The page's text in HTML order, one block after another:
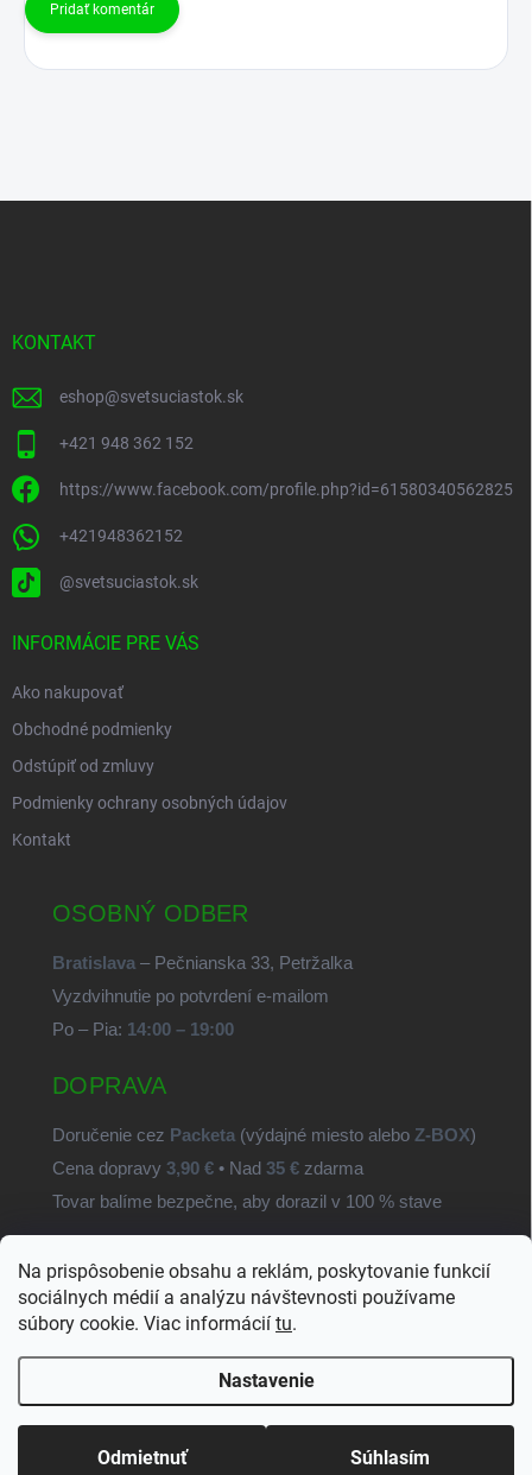
Na prispôsobenie obsahu a reklám, poskytovanie funkcií
sociálnych médií a analýzu návštevnosti používame
súbory cookie. Viac informácií tu.
Nastavenie
Odmietnuť Súhlasím
Pridať komentár
KONTAKT
eshop@svetsuciastok.sk
+421 948 362 152
https://www.facebook.com/profile.php?id=61580340562825
+421948362152
@svetsuciastok.sk
INFORMÁCIE PRE VÁS
Ako nakupovať
Obchodné podmienky
Odstúpiť od zmluvy
Podmienky ochrany osobných údajov
Kontakt
OSOBNÝ ODBER
Bratislava – Pečnianska 33, Petržalka
Vyzdvihnutie po potvrdení e-mailom
Po – Pia: 14:00 – 19:00
DOPRAVA
Doručenie cez Packeta (výdajné miesto alebo Z-BOX)
Cena dopravy 3,90 € • Nad 35 € zdarma
Tovar balíme bezpečne, aby dorazil v 100 % stave
SvetSúčiastok.sk
Copyright 2026SvetSuciastok.sk. Všetky práva vyhradené.Upraviť